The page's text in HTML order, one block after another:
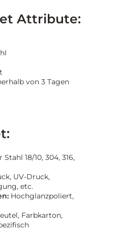
Attribute:
von 3 Tagen
18/10, 304, 316,
UV-Druck,
etc.
Hochglanzpoliert,
Farbkarton,